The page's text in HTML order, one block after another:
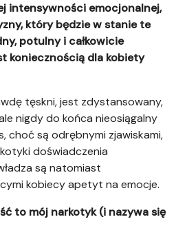
intensywności emocjonalnej,
który będzie w stanie te
potulny i całkowicie
koniecznością dla kobiety
tęskni, jest zdystansowany,
nigdy do końca nieosiągalny
choć są odrębnymi zjawiskami,
doświadczenia
są natomiast
kobiecy apetyt na emocje.
to mój narkotyk (i nazywa się